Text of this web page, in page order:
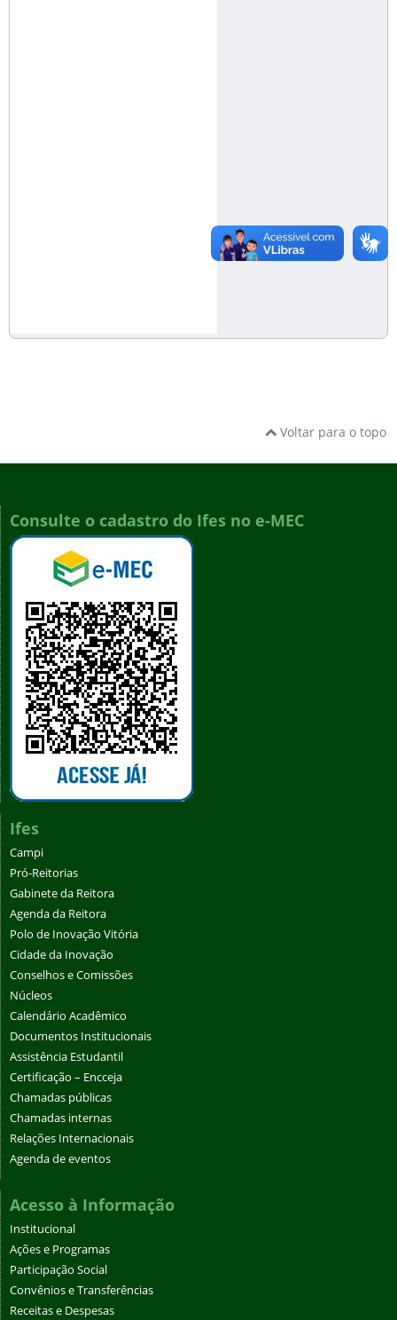
Voltar para o topo
Consulte o cadastro do Ifes no e-MEC
Ifes
Campi
Pró-Reitorias
Gabinete da Reitora
Agenda da Reitora
Polo de Inovação Vitória
Cidade da Inovação
Conselhos e Comissões
Núcleos
Calendário Acadêmico
Documentos Institucionais
Assistência Estudantil
Certificação – Encceja
Chamadas públicas
Chamadas internas
Relações Internacionais
Agenda de eventos
Acesso à Informação
Institucional
Ações e Programas
Participação Social
Convênios e Transferências
Receitas e Despesas